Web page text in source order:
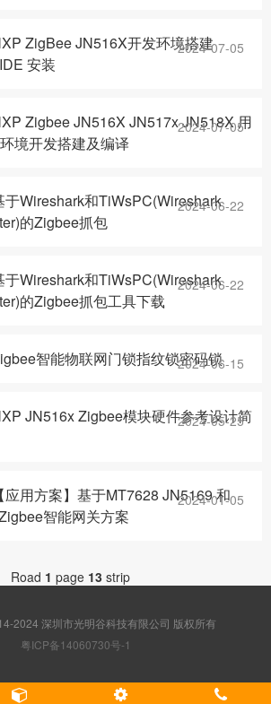
ZigBee JN516X开发环境搭建
安装
2024-07-05
Zigbee JN516X JN517x JN518X 用
境开发搭建及编译
2024-07-05
于Wireshark和TiWsPC(Wireshark
的Zigbee抓包
2024-06-22
于Wireshark和TiWsPC(Wireshark
的Zigbee抓包工具下载
2024-06-22
智能物联网门锁指纹锁密码锁
2024-06-15
JN516x Zigbee模块硬件参考设计简
2024-05-25
应用方案】基于MT7628 JN5169 和
智能网关方案
2024-01-05
Road 1 page 13strip
2024 深圳市光明谷科技有限公司 版权所有
粤ICP备14060730号-1